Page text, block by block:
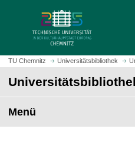
z
m
t
e
i
t
TU Chemnitz Universitätsbibliothek
Menü